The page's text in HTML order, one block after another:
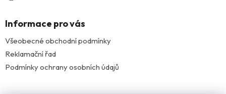
Informace pro vás
Všeobecné obchodní podmínky
Reklamační řad
Podmínky ochrany osobních údajů